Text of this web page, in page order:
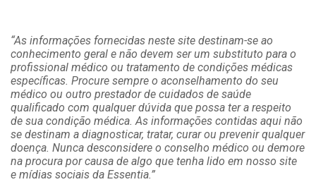
“As informações fornecidas neste site destinam-se ao
conhecimento geral e não devem ser um substituto para o
profissional médico ou tratamento de condições médicas
específicas. Procure sempre o aconselhamento do seu
médico ou outro prestador de cuidados de saúde
qualificado com qualquer dúvida que possa ter a respeito
de sua condição médica. As informações contidas aqui não
se destinam a diagnosticar, tratar, curar ou prevenir qualquer
doença. Nunca desconsidere o conselho médico ou demore
na procura por causa de algo que tenha lido em nosso site
e mídias sociais da Essentia.”